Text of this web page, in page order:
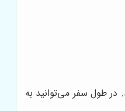
طول سفر می‌توانید به